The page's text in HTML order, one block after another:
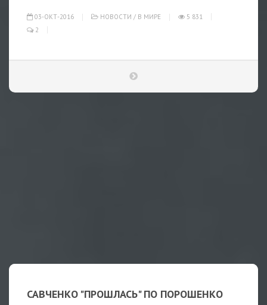
03-ОКТ-2016 НОВОСТИ / В МИРЕ
5 831
2
САВЧЕНКО "ПРОШЛАСЬ" ПО ПОРОШЕНКО